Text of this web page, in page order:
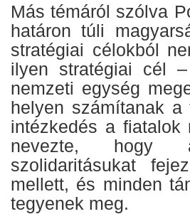
Más témáról szólva
határon túli
stratégiai célokból
ilyen stratégiai cél
nemzeti egység
helyen számítanak a
intézkedés a fiatalok
nevezte, hogy
szolidaritásukat
mellett, és minden
tegyenek meg.